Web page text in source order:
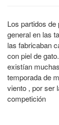
Los partidos de
general en las
las fabricaban
con piel de
existían
temporada de
viento , por ser
competición